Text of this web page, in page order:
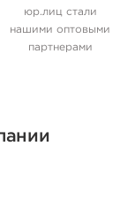
юр.лиц стали
нашими оптовыми
партнерами